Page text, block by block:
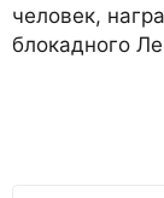
человек,
блокадного